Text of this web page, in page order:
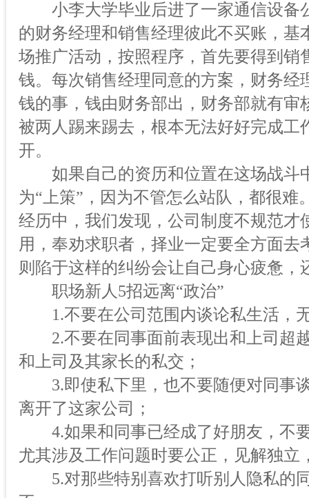
小李大学毕业后进了一家通信设备
的财务经理和销售经理彼此不买账，
场推广活动，按照程序，首先要得到销
钱。每次销售经理同意的方案，财务
钱的事，钱由财务部出，财务部就有
被两人踢来踢去，根本无法好好完成工
开。
如果自己的资历和位置在这场战斗
为“上策”，因为不管怎么站队，都很
经历中，我们发现，公司制度不规范才
用，奉劝求职者，择业一定要全方面
则陷于这样的纠纷会让自己身心疲惫，
职场新人5招远离“政治”
1.不要在公司范围内谈论私生活，
2.不要在同事面前表现出和上司超
和上司及其家长的私交；
3.即使私下里，也不要随便对同事
离开了这家公司；
4.如果和同事已经成了好朋友，不
尤其涉及工作问题时要公正，见解独立
5.对那些特别喜欢打听别人隐私的